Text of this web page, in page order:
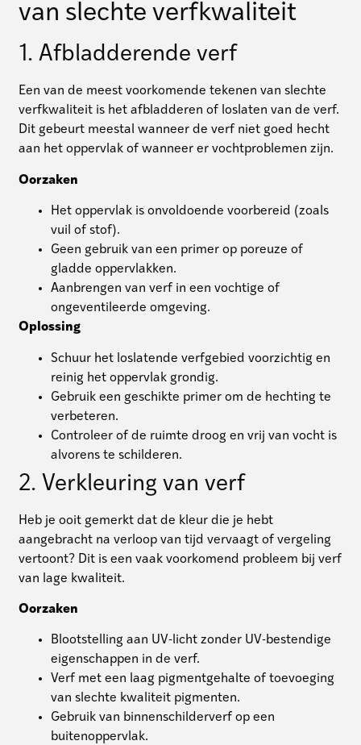
van slechte verfkwaliteit
1. Afbladderende verf
Een van de meest voorkomende tekenen van slechte
verfkwaliteit is het afbladderen of loslaten van de verf.
Dit gebeurt meestal wanneer de verf niet goed hecht
aan het oppervlak of wanneer er vochtproblemen zijn.
Oorzaken
Het oppervlak is onvoldoende voorbereid (zoals
vuil of stof).
Geen gebruik van een primer op poreuze of
gladde oppervlakken.
Aanbrengen van verf in een vochtige of
ongeventileerde omgeving.
Oplossing
Schuur het loslatende verfgebied voorzichtig en
reinig het oppervlak grondig.
Gebruik een geschikte primer om de hechting te
verbeteren.
Controleer of de ruimte droog en vrij van vocht is
alvorens te schilderen.
2. Verkleuring van verf
Heb je ooit gemerkt dat de kleur die je hebt
aangebracht na verloop van tijd vervaagt of vergeling
vertoont? Dit is een vaak voorkomend probleem bij verf
van lage kwaliteit.
Oorzaken
Blootstelling aan UV-licht zonder UV-bestendige
eigenschappen in de verf.
Verf met een laag pigmentgehalte of toevoeging
van slechte kwaliteit pigmenten.
Gebruik van binnenschilderverf op een
buitenoppervlak.